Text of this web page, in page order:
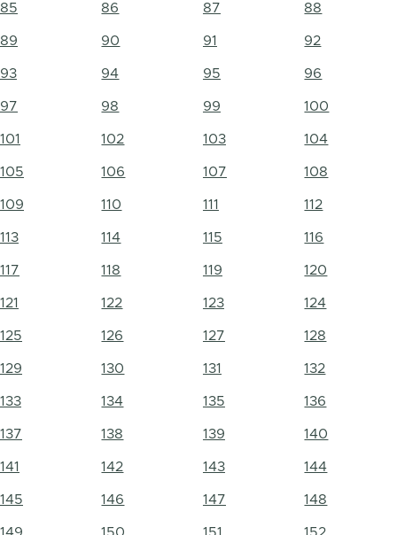
85 86 87 88
89 90 91 92
93 94 95 96
97 98 99 100
101 102 103 104
105 106 107 108
109 110 111 112
113 114 115 116
117 118 119 120
121 122 123 124
125 126 127 128
129 130 131 132
133 134 135 136
137 138 139 140
141 142 143 144
145 146 147 148